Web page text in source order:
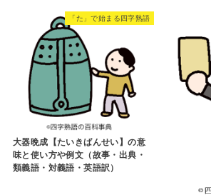
「た」で始まる四字熟語
大器晩成【たいきばんせい】の意
味と使い方や例文（故事・出典・
類義語・対義語・英語訳）